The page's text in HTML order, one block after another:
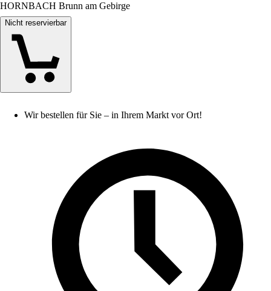
HORNBACH Brunn am Gebirge
Nicht reservierbar
Wir bestellen für Sie – in Ihrem Markt vor Ort!